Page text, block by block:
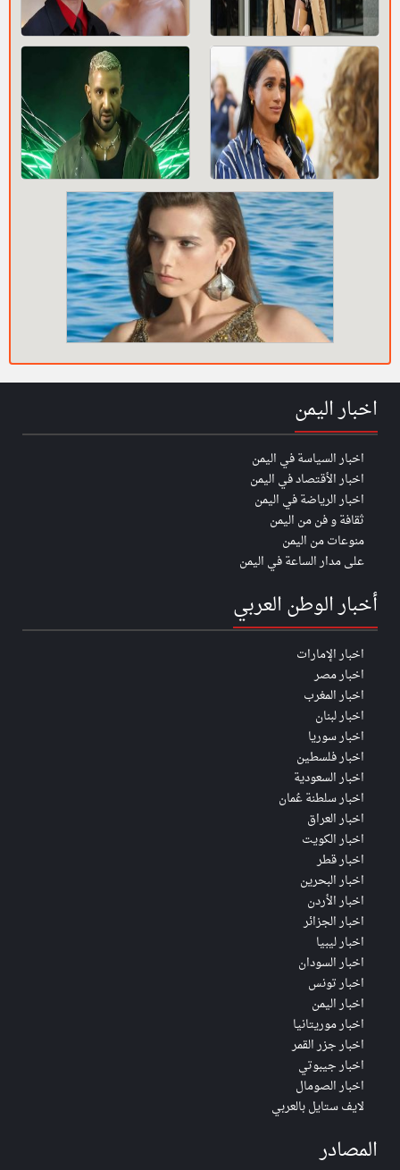
اخبار اليمن
اخبار السياسة في اليمن
اخبار الأقتصاد في اليمن
اخبار الرياضة في اليمن
ثقافة و فن من اليمن
منوعات من اليمن
على مدار الساعة في اليمن
أخبار الوطن العربي
اخبار الإمارات
اخبار مصر
اخبار المغرب
اخبار لبنان
اخبار سوريا
اخبار فلسطين
اخبار السعودية
اخبار سلطنة عُمان
اخبار العراق
اخبار الكويت
اخبار قطر
اخبار البحرين
اخبار الأردن
اخبار الجزائر
اخبار ليبيا
اخبار السودان
اخبار تونس
اخبار اليمن
اخبار موريتانيا
اخبار جزر القمر
اخبار جيبوتي
اخبار الصومال
لايف ستايل بالعربي
المصادر